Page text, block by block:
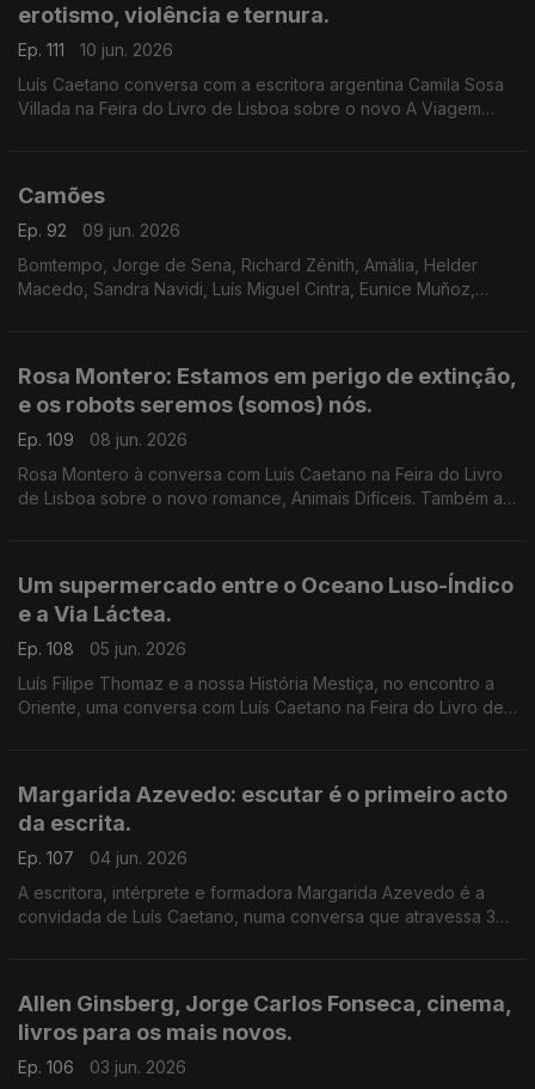
erotismo, violência e ternura.
Ep. 111
10 jun. 2026
Luís Caetano conversa com a escritora argentina Camila Sosa
Villada na Feira do Livro de Lisboa sobre o novo A Viagem
Camões
Ep. 92
09 jun. 2026
Bomtempo, Jorge de Sena, Richard Zénith, Amália, Helder
Macedo, Sandra Navidi, Luís Miguel Cintra, Eunice Muñoz,
Rosa Montero: Estamos em perigo de extinção,
e os robots seremos (somos) nós.
Ep. 109
08 jun. 2026
Rosa Montero à conversa com Luís Caetano na Feira do Livro
de Lisboa sobre o novo romance, Animais Difíceis. Também a
Um supermercado entre o Oceano Luso-Índico
e a Via Láctea.
Ep. 108
05 jun. 2026
Luís Filipe Thomaz e a nossa História Mestiça, no encontro a
Oriente, uma conversa com Luís Caetano na Feira do Livro de
Margarida Azevedo: escutar é o primeiro acto
da escrita.
Ep. 107
04 jun. 2026
A escritora, intérprete e formadora Margarida Azevedo é a
convidada de Luís Caetano, numa conversa que atravessa 3
Allen Ginsberg, Jorge Carlos Fonseca, cinema,
livros para os mais novos.
Ep. 106
03 jun. 2026